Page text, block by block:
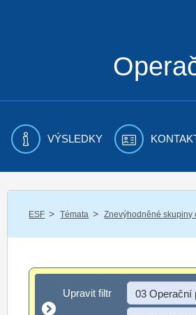
VÝSLEDKY
ESF / Témata / Znevýhodněné skupiny
Upravit filtr
Upravit filtr 03 Operační